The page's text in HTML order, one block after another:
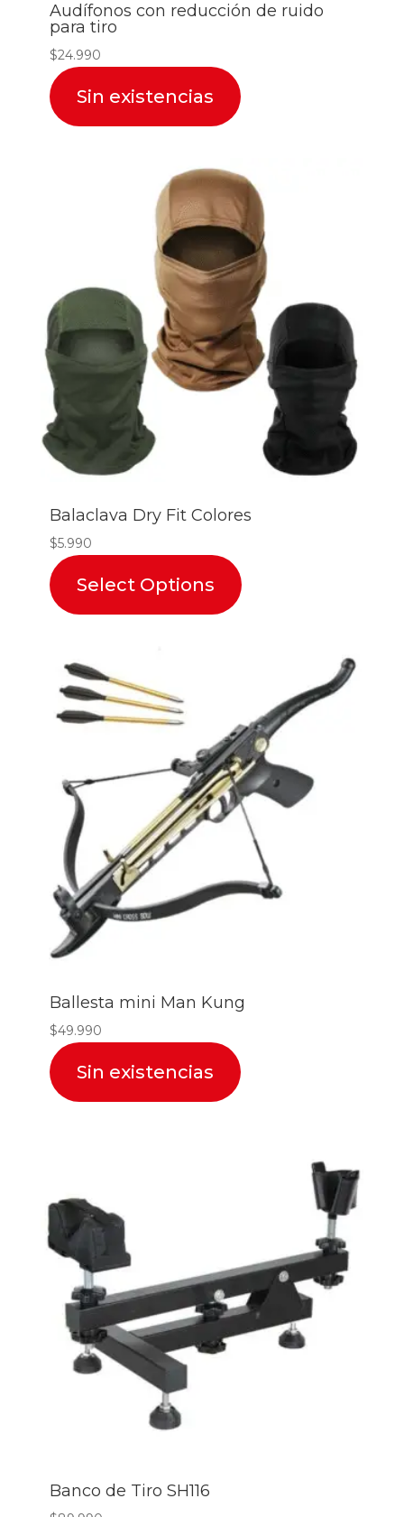
Audífonos con reducción de ruido
para tiro
$24.990
Sin existencias
Balaclava Dry Fit Colores
$5.990
Select Options
Ballesta mini Man Kung
$49.990
Sin existencias
Banco de Tiro SH116